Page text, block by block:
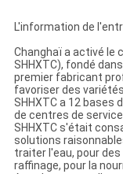
L'information de
Changhaï a activé le
SHHXTC), fondé
premier fabricant
favoriser des
SHHXTC a 12 bases
de centres de
SHHXTC s'était
solutions
traiter l'eau, pour
raffinage, pour la